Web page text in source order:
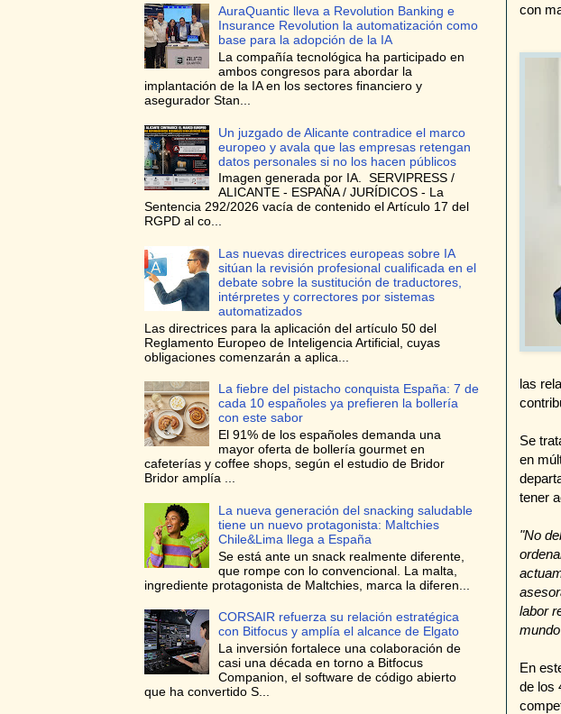
con
las
Se
en
tener
"No
labor
En
de los
AuraQuantic lleva a Revolution Banking e
Insurance Revolution la automatización como
base para la adopción de la IA
La compañía tecnológica ha participado en
ambos congresos para abordar la
implantación de la IA en los sectores financiero y
asegurador Stan...
Un juzgado de Alicante contradice el marco
europeo y avala que las empresas retengan
datos personales si no los hacen públicos
Imagen generada por IA. SERVIPRESS /
ALICANTE - ESPAÑA / JURÍDICOS - La
Sentencia 292/2026 vacía de contenido el Artículo 17 del
RGPD al co...
Las nuevas directrices europeas sobre IA
sitúan la revisión profesional cualificada en el
debate sobre la sustitución de traductores,
intérpretes y correctores por sistemas
automatizados
Las directrices para la aplicación del artículo 50 del
Reglamento Europeo de Inteligencia Artificial, cuyas
obligaciones comenzarán a aplica...
La fiebre del pistacho conquista España: 7 de
cada 10 españoles ya prefieren la bollería
con este sabor
El 91% de los españoles demanda una
mayor oferta de bollería gourmet en
cafeterías y coffee shops, según el estudio de Bridor
Bridor amplía ...
La nueva generación del snacking saludable
tiene un nuevo protagonista: Maltchies
Chile&Lima llega a España
Se está ante un snack realmente diferente,
que rompe con lo convencional. La malta,
ingrediente protagonista de Maltchies, marca la diferen...
CORSAIR refuerza su relación estratégica
con Bitfocus y amplía el alcance de Elgato
La inversión fortalece una colaboración de
casi una década en torno a Bitfocus
Companion, el software de código abierto
que ha convertido S...